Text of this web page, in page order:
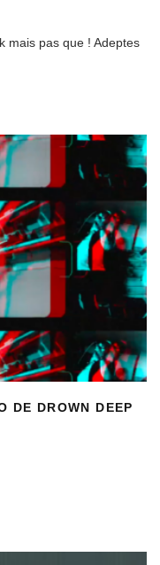
mais pas que ! Adeptes
DE DROWN DEEP